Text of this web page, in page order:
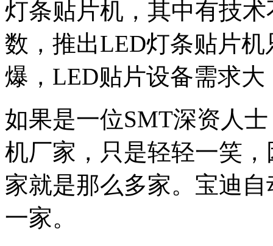
灯条贴片机，其中有技
数，推出LED灯条贴片
爆，LED贴片设备需求
如果是一位SMT深资人
机厂家，只是轻轻一笑
家就是那么多家。宝迪
一家。